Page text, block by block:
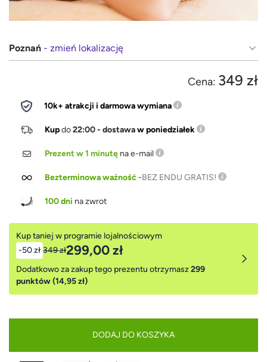
Poznań - zmień lokalizację
Cena: 349 zł
10k+ atrakcji i darmowa wymiana
Kupdo22:00 - dostawaw poniedziałek
Prezent w 1 minutę na e-mail
Bezterminowa ważność-BEZ ENDU GRATIS!
100 dni na zwrot
Kup taniej w programie lojalnościowym
-50 zł 349 zł299,00 zł
Dodatkowo za zakup tego prezentu otrzymasz299
punktów (14,95 zł)
DODAJ DO KOSZYKA